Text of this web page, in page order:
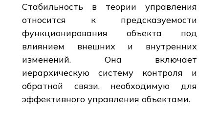
Стабильность в теории управления
относится к предсказуемости
функционирования объекта под
влиянием внешних и внутренних
изменений. Она включает
иерархическую систему контроля и
обратной связи, необходимую для
эффективного управления объектами.